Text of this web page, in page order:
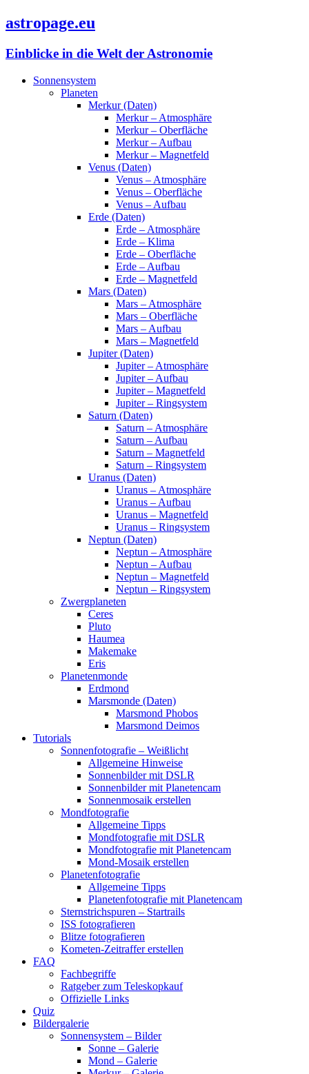
astropage.eu
Einblicke in die Welt der Astronomie
Sonnensystem
Planeten
Merkur (Daten)
Merkur – Atmosphäre
Merkur – Oberfläche
Merkur – Aufbau
Merkur – Magnetfeld
Venus (Daten)
Venus – Atmosphäre
Venus – Oberfläche
Venus – Aufbau
Erde (Daten)
Erde – Atmosphäre
Erde – Klima
Erde – Oberfläche
Erde – Aufbau
Erde – Magnetfeld
Mars (Daten)
Mars – Atmosphäre
Mars – Oberfläche
Mars – Aufbau
Mars – Magnetfeld
Jupiter (Daten)
Jupiter – Atmosphäre
Jupiter – Aufbau
Jupiter – Magnetfeld
Jupiter – Ringsystem
Saturn (Daten)
Saturn – Atmosphäre
Saturn – Aufbau
Saturn – Magnetfeld
Saturn – Ringsystem
Uranus (Daten)
Uranus – Atmosphäre
Uranus – Aufbau
Uranus – Magnetfeld
Uranus – Ringsystem
Neptun (Daten)
Neptun – Atmosphäre
Neptun – Aufbau
Neptun – Magnetfeld
Neptun – Ringsystem
Zwergplaneten
Ceres
Pluto
Haumea
Makemake
Eris
Planetenmonde
Erdmond
Marsmonde (Daten)
Marsmond Phobos
Marsmond Deimos
Tutorials
Sonnenfotografie – Weißlicht
Allgemeine Hinweise
Sonnenbilder mit DSLR
Sonnenbilder mit Planetencam
Sonnenmosaik erstellen
Mondfotografie
Allgemeine Tipps
Mondfotografie mit DSLR
Mondfotografie mit Planetencam
Mond-Mosaik erstellen
Planetenfotografie
Allgemeine Tipps
Planetenfotografie mit Planetencam
Sternstrichspuren – Startrails
ISS fotografieren
Blitze fotografieren
Kometen-Zeitraffer erstellen
FAQ
Fachbegriffe
Ratgeber zum Teleskopkauf
Offizielle Links
Quiz
Bildergalerie
Sonnensystem – Bilder
Sonne – Galerie
Mond – Galerie